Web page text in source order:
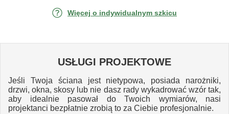
Więcej o indywidualnym szkicu
USŁUGI PROJEKTOWE
Jeśli Twoja ściana jest nietypowa, posiada narożniki,
drzwi, okna, skosy lub nie dasz rady wykadrować wzór tak,
aby idealnie pasował do Twoich wymiarów, nasi
projektanci bezpłatnie zrobią to za Ciebie profesjonalnie.